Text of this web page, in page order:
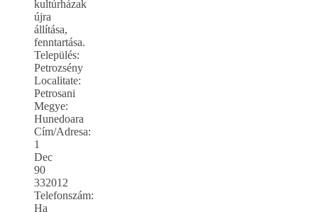
kultúrházak
újra
állítása,
fenntartása.
Település:
Petrozsény
Localitate:
Petrosani
Megye:
Hunedoara
Cím/Adresa:
1
Dec
90
332012
Telefonszám:
Ha